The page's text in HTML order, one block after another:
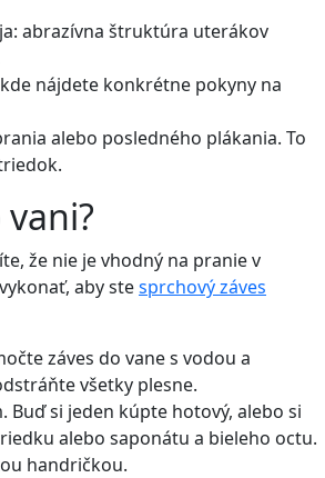
abrazívna štruktúra uterákov
nájdete konkrétne pokyny na
alebo posledného plákania. To
že nie je vhodný na pranie v
aby stesprchový záves
záves do vane s vodou a
všetky plesne.
si jeden kúpte hotový, alebo si
alebo saponátu a bieleho octu.
handričkou.